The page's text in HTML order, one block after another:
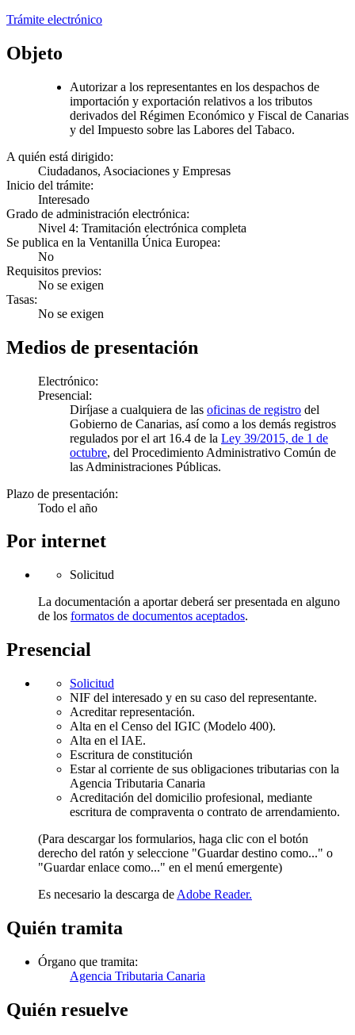
Trámite electrónico
Objeto
Autorizar a los representantes en los despachos de
importación y exportación relativos a los tributos
derivados del Régimen Económico y Fiscal de Canarias
y del Impuesto sobre las Labores del Tabaco.
A quién está dirigido:
Ciudadanos, Asociaciones y Empresas
Inicio del trámite:
Interesado
Grado de administración electrónica:
Nivel 4: Tramitación electrónica completa
Se publica en la Ventanilla Única Europea:
No
Requisitos previos:
No se exigen
Tasas:
No se exigen
Medios de presentación
Electrónico:
Presencial:
Diríjase a cualquiera de las oficinas de registro del
Gobierno de Canarias, así como a los demás registros
regulados por el art 16.4 de la Ley 39/2015, de 1 de
octubre, del Procedimiento Administrativo Común de
las Administraciones Públicas.
Plazo de presentación:
Todo el año
Por internet
Solicitud
La documentación a aportar deberá ser presentada en alguno
de los formatos de documentos aceptados.
Presencial
Solicitud
NIF del interesado y en su caso del representante.
Acreditar representación.
Alta en el Censo del IGIC (Modelo 400).
Alta en el IAE.
Escritura de constitución
Estar al corriente de sus obligaciones tributarias con la
Agencia Tributaria Canaria
Acreditación del domicilio profesional, mediante
escritura de compraventa o contrato de arrendamiento.
(Para descargar los formularios, haga clic con el botón
derecho del ratón y seleccione "Guardar destino como..." o
"Guardar enlace como..." en el menú emergente)
Es necesario la descarga de Adobe Reader.
Quién tramita
Órgano que tramita:
Agencia Tributaria Canaria
Quién resuelve